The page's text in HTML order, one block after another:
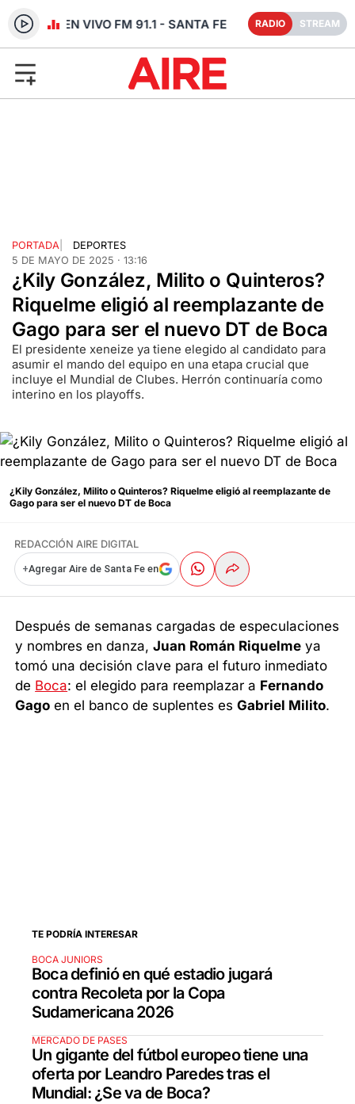
RADIO EN VIVO FM 91.1 - SANTA FE RADIO STREAM
PORTADA
DEPORTES
5 DE MAYO DE 2025 · 13:16
¿Kily González, Milito o Quinteros?
Riquelme eligió al reemplazante de
Gago para ser el nuevo DT de Boca
El presidente xeneize ya tiene elegido al candidato para
asumir el mando del equipo en una etapa crucial que
incluye el Mundial de Clubes. Herrón continuaría como
interino en los playoffs.
¿Kily González, Milito o Quinteros? Riquelme eligió al reemplazante de
Gago para ser el nuevo DT de Boca
REDACCIÓN AIRE DIGITAL
+Agregar Aire de Santa Fe en
Después de semanas cargadas de especulaciones
y nombres en danza,Juan Román Riquelme ya
tomó una decisión clave para el futuro inmediato
de Boca: el elegido para reemplazar a Fernando
Gago en el banco de suplentes esGabriel Milito.
TE PODRÍA INTERESAR
BOCA JUNIORS
Boca definió en qué estadio jugará
contra Recoleta por la Copa
Sudamericana 2026
MERCADO DE PASES
Un gigante del fútbol europeo tiene una
oferta por Leandro Paredes tras el
Mundial: ¿Se va de Boca?